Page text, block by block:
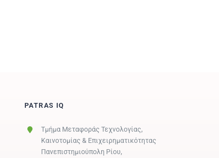
PATRAS IQ
Τμήμα Μεταφοράς Τεχνολογίας,
Καινοτομίας & Επιχειρηματικότητας
Πανεπιστημιούπολη Ρίου,